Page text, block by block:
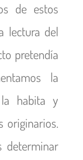
de estos
lectura del
pretendía
la
habita y
originarios.
determinar